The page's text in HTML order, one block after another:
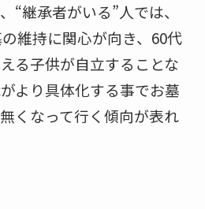
“継承者がいる”人では、
維持に関心が向き、60代
る子供が自立することな
より具体化する事でお墓
くなって行く傾向が表れ